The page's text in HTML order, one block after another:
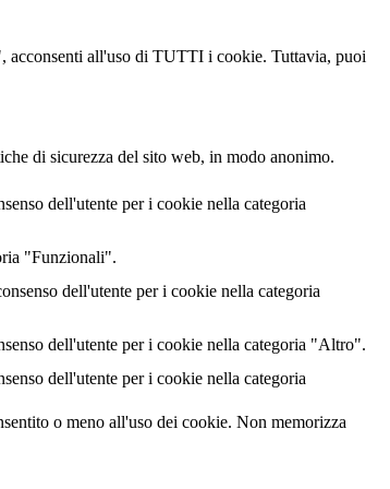
acconsenti all'uso di TUTTI i cookie. Tuttavia, puoi
di sicurezza del sito web, in modo anonimo.
dell'utente per i cookie nella categoria
"Funzionali".
dell'utente per i cookie nella categoria
dell'utente per i cookie nella categoria "Altro".
dell'utente per i cookie nella categoria
o meno all'uso dei cookie. Non memorizza